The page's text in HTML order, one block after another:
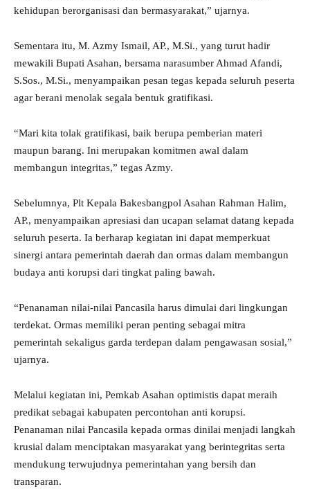
kehidupan berorganisasi dan bermasyarakat,” ujarnya.
Sementara itu, M. Azmy Ismail, AP., M.Si., yang turut hadir
mewakili Bupati Asahan, bersama narasumber Ahmad Afandi,
S.Sos., M.Si., menyampaikan pesan tegas kepada seluruh peserta
agar berani menolak segala bentuk gratifikasi.
“Mari kita tolak gratifikasi, baik berupa pemberian materi
maupun barang. Ini merupakan komitmen awal dalam
membangun integritas,” tegas Azmy.
Sebelumnya, Plt Kepala Bakesbangpol Asahan Rahman Halim,
AP., menyampaikan apresiasi dan ucapan selamat datang kepada
seluruh peserta. Ia berharap kegiatan ini dapat memperkuat
sinergi antara pemerintah daerah dan ormas dalam membangun
budaya anti korupsi dari tingkat paling bawah.
“Penanaman nilai-nilai Pancasila harus dimulai dari lingkungan
terdekat. Ormas memiliki peran penting sebagai mitra
pemerintah sekaligus garda terdepan dalam pengawasan sosial,”
ujarnya.
Melalui kegiatan ini, Pemkab Asahan optimistis dapat meraih
predikat sebagai kabupaten percontohan anti korupsi.
Penanaman nilai Pancasila kepada ormas dinilai menjadi langkah
krusial dalam menciptakan masyarakat yang berintegritas serta
mendukung terwujudnya pemerintahan yang bersih dan
transparan.